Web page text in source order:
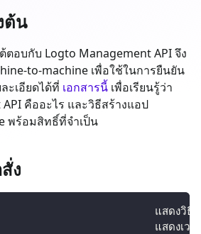
ต้น
ตอบกับ Logto Management API จึง
to-machine เพื่อใช้ในการยืนยัน
ะเอียดได้ที่ เอกสารนี้ เพื่อเรียนรู้ว่า
คืออะไร และวิธีสร้างแอป
พร้อมสิทธิ์ที่จำเป็น
ง
แสดงวิธีใ
แสดงเวอร์